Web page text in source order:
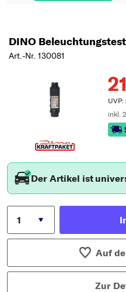
Typ wählen
DINO
Art.-Nr. 130081
UVP:
inkl.
Der Artikel ist
Auf
Zur